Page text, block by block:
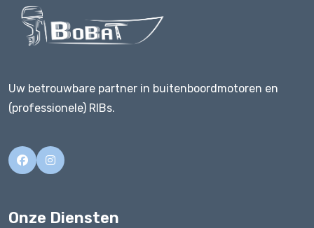
Uw betrouwbare partner in buitenboordmotoren en
(professionele) RIBs.
Onze Diensten